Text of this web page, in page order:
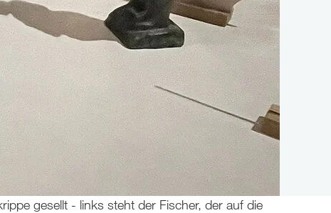
gesellt - links steht der Fischer, der auf die